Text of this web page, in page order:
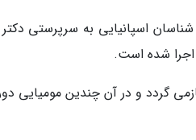
گردد و در آن چندین